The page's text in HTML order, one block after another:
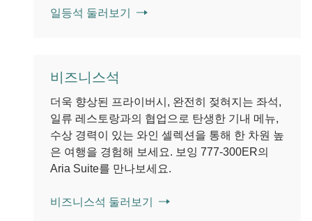
일등석 둘러보기
비즈니스석
더욱 향상된 프라이버시, 완전히 젖혀지는 좌석,
일류 레스토랑과의 협업으로 탄생한 기내 메뉴,
수상 경력이 있는 와인 셀렉션을 통해 한 차원 높
은 여행을 경험해 보세요. 보잉 777-300ER의
Aria Suite를 만나보세요.
비즈니스석 둘러보기